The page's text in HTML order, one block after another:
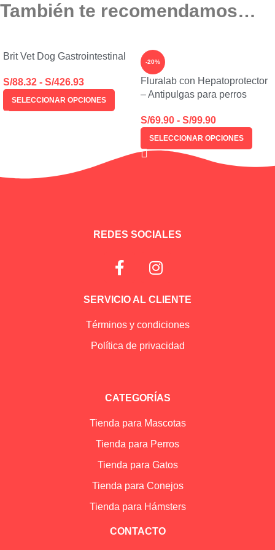
También te recomendamos…
Brit Vet Dog Gastrointestinal
S/88.32 - S/426.93
SELECCIONAR OPCIONES
-20%
Fluralab con Hepatoprotector
– Antipulgas para perros
S/69.90 - S/99.90
SELECCIONAR OPCIONES
REDES SOCIALES
SERVICIO AL CLIENTE
Términos y condiciones
Política de privacidad
CATEGORÍAS
Tienda para Mascotas
Tienda para Perros
Tienda para Gatos
Tienda para Conejos
Tienda para Hámsters
CONTACTO